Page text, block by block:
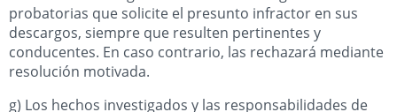
probatorias que solicite el presunto infractor en sus
descargos, siempre que resulten pertinentes y
conducentes. En caso contrario, las rechazará mediante
resolución motivada.
g) Los hechos investigados y las responsabilidades de